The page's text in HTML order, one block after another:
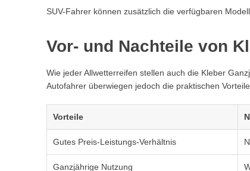
SUV-Fahrer können zusätzlich die verfügbaren
Vor- und Nachteile von
Wie jeder Allwetterreifen stellen auch die Kleber
Autofahrer überwiegen jedoch die praktischen Vorteile
Vorteile
Gutes Preis-Leistungs-Verhältnis
Ganzjährige Nutzung